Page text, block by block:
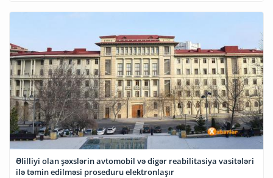
Əlilliyi olan şəxslərin avtomobil və digər reabilitasiya vasitələri
ilə təmin edilməsi proseduru elektronlaşır